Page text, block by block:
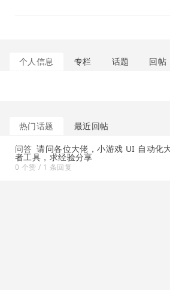
个人信息 专栏 话题 回帖
热门话题
最近回帖
问答 请问各位大佬，小游戏 UI 自动化
者工具，求经验分享
0 个赞 / 1 条回复